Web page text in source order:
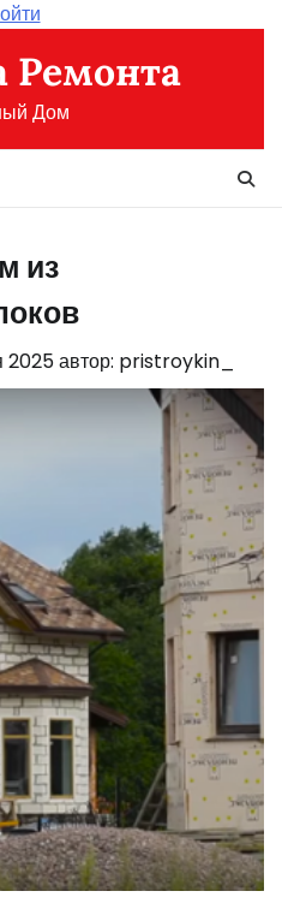
Ремонта
Дом
из
2025автор: pristroykin_